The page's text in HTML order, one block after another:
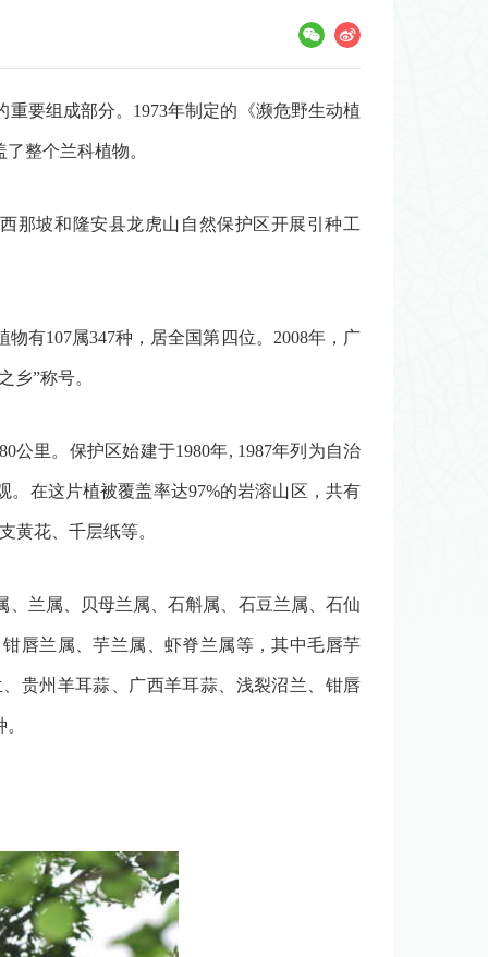
要组成部分。1973年制定的《濒危野生动植
整个兰科植物。
那坡和隆安县龙虎山自然保护区开展引种工
有107属347种，居全国第四位。2008年，广
乡”称号。
公里。保护区始建于1980年, 1987年列为自治
在这片植被覆盖率达97%的岩溶山区，共有
黄花、千层纸等。
、兰属、贝母兰属、石斛属、石豆兰属、石仙
唇兰属、芋兰属、虾脊兰属等，其中毛唇芋
贵州羊耳蒜、广西羊耳蒜、浅裂沼兰、钳唇